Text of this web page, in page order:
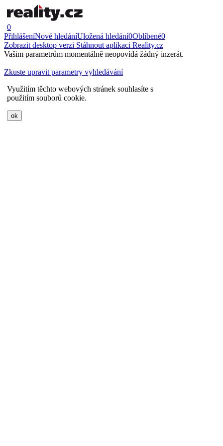
0
PřihlášeníNové hledáníUložená hledání0Oblíbené0
Zobrazit desktop verzi Stáhnout aplikaci Reality.cz
Vašim parametrům momentálně neopovídá žádný inzerát.
Zkuste upravit parametry vyhledávání
Využitím těchto webových stránek souhlasíte s
použitím souborů cookie.
ok